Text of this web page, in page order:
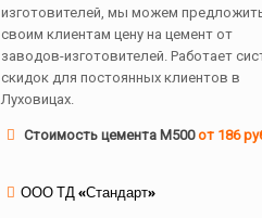
изготовителей, мы можем
своим клиентам цену на цемент от
заводов-изготовителей. Работает
скидок для постоянных клиентов в
Луховицах.
Стоимость цемента М500от 186
ООО ТД «Стандарт»